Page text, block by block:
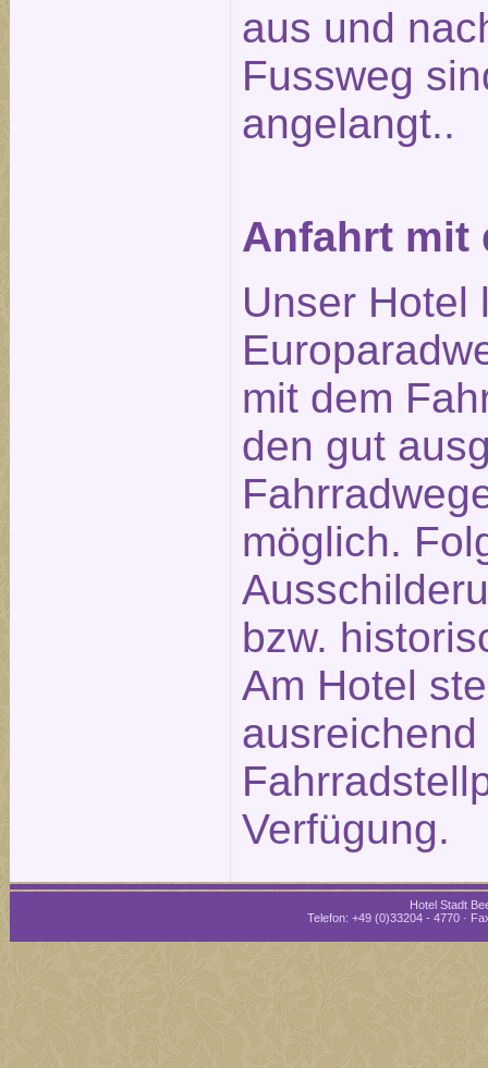
aus und
Fussweg
angelangt..
Anfahrt mit
Unser Hotel
mit dem
den gut
möglich.
bzw.
Am Hotel
Verfügung.
Hotel Stadt
Telefon: +49 (0)33204 - 4770 ·